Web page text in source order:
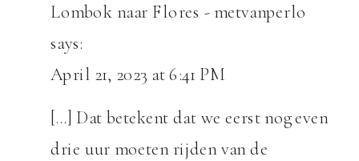
Lombok naar Flores - metvanperlo
says:
April 21, 2023 at 6:41 PM
[…] Dat betekent dat we eerst nog even
drie uur moeten rijden van de